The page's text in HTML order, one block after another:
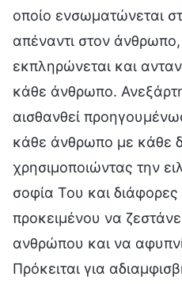
οποίο ενσωματώνεται
απέναντι στον
εκπληρώνεται και
κάθε άνθρωπο.
αισθανθεί
κάθε άνθρωπο με κάθε
χρησιμοποιώντας την
σοφία Του και
προκειμένου να
ανθρώπου και να
Πρόκειται για